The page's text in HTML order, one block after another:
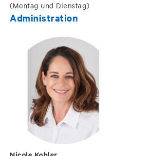
(Montag und Dienstag)
Administration